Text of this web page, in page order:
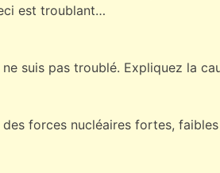
est troublant…
suis pas troublé. Expliquez la
des forces nucléaires fortes,